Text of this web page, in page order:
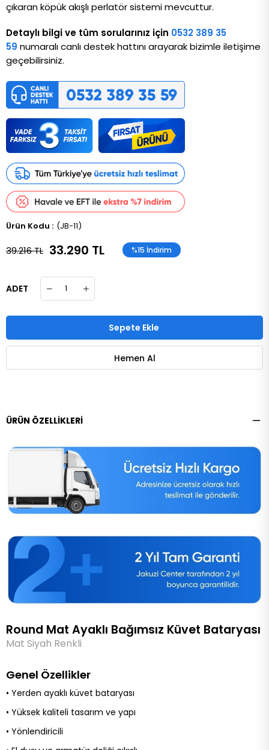
çıkaran köpük akışlı perlatör sistemi mevcuttur.
Detaylı bilgi ve tüm sorularınız için 0532 389 35
59 numaralı canlı destek hattını arayarak bizimle iletişime
geçebilirsiniz.
(JB-11)
39.216 TL 33.290 TL %15 İndirim
ADET
ÜRÜN ÖZELLIKLERI
Round Mat Ayaklı Bağımsız Küvet Bataryası
Mat Siyah Renkli
Genel Özellikler
• Yerden ayaklı küvet bataryası
• Yüksek kaliteli tasarım ve yapı
• Yönlendiricili